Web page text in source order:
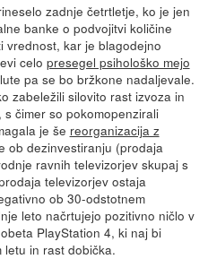
zadnje četrtletje, ko je jen
banke o podvojitvi količine
vrednost, kar je blagodejno
celo presegel psihološko mejo
pa se bo bržkone nadaljevale.
zabeležili silovito rast izvoza in
čimer so pokomopenzirali
je še reorganizacija z
ob dezinvestiranju (prodaja
ravnih televizorjev skupaj s
televizorjev ostaja
ob 30-odstotnem
leto načrtujejo pozitivno ničlo v
PlayStation 4, ki naj bi
in rast dobička.